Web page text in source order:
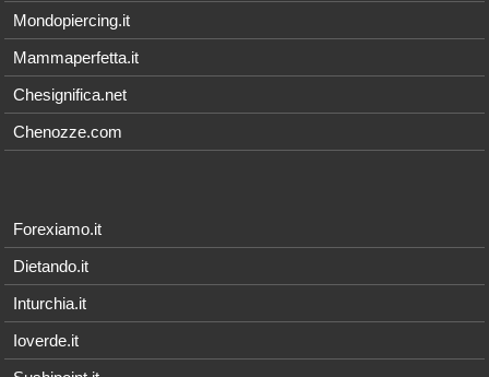
Mondopiercing.it
Mammaperfetta.it
Chesignifica.net
Chenozze.com
Forexiamo.it
Dietando.it
Inturchia.it
Ioverde.it